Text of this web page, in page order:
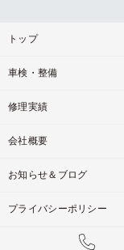
トップ
車検・整備
修理実績
会社概要
お知らせ＆ブログ
プライバシーポリシー